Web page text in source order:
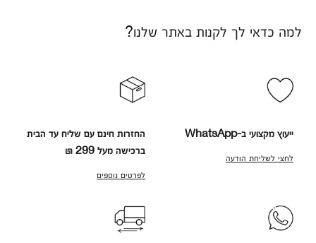
למה כדאי לך לקנות באתר שלנו?
ייעוץ מקצועי ב-WhatsApp
לחצי לשליחת הודעה
החזרות חינם עם שליח עד הבית
ברכישה מעל 299 ₪
לפרטים נוספים